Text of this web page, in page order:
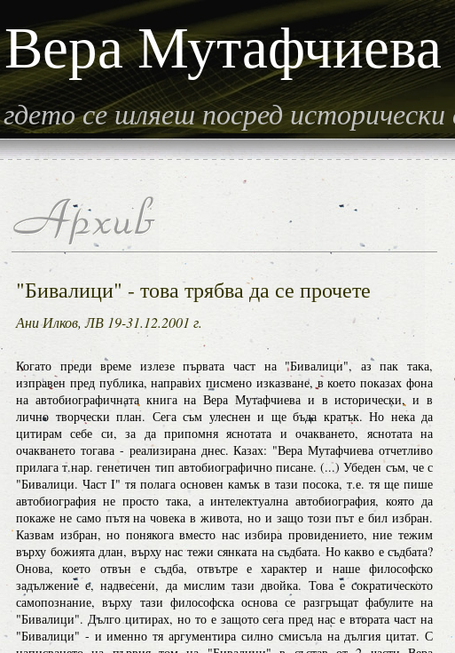
Вера Мутафчиева
се шляеш посред
"Бивалици" - това трябва да се прочете
Ани Илков, ЛВ 19-31.12.2001 г.
Когато преди време излезе първата част на "Бивалици", аз пак така,
изправен пред публика, направих писмено изказване, в което показах фона
на автобиографичната книга на Вера Мутафчиева и в исторически, и в
лично творчески план. Сега съм улеснен и ще бъда кратък. Но нека да
цитирам себе си, за да припомня яснотата и очакването, яснотата на
очакването тогава - реализирана днес. Казах: "Вера Мутафчиева отчетливо
прилага т.нар. генетичен тип автобиографично писане. (...) Убеден съм, че с
"Бивалици. Част I" тя полага основен камък в тази посока, т.е. тя ще пише
автобиография не просто така, а интелектуална автобиография, която да
покаже не само пътя на човека в живота, но и защо този път е бил избран.
Казвам избран, но понякога вместо нас избира провидението, ние тежим
върху божията длан, върху нас тежи сянката на съдбата. Но какво е съдбата?
Онова, което отвън е съдба, отвътре е характер и наше философско
задължение е, надвесени, да мислим тази двойка. Това е сократическото
самопознание, върху тази философска основа се разгръщат фабулите на
"Бивалици". Дълго цитирах, но то е защото сега пред нас е втората част на
"Бивалици" - и именно тя аргументира силно смисъла на дългия цитат. С